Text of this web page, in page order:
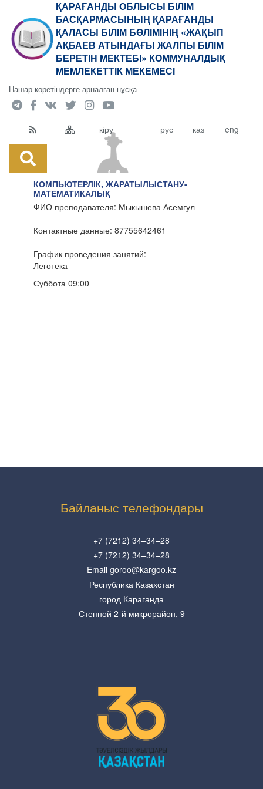
ҚАРАҒАНДЫ ОБЛЫСЫ БІЛІМ
БАСҚАРМАСЫНЫҢ ҚАРАҒАНДЫ
ҚАЛАСЫ БІЛІМ БӨЛІМІНІҢ «ЖАҚЫП
АҚБАЕВ АТЫНДАҒЫ ЖАЛПЫ БІЛІМ
БЕРЕТІН МЕКТЕБІ» КОММУНАЛДЫҚ
МЕМЛЕКЕТТІК МЕКЕМЕСІ
Нашар көретіндерге арналған нұсқа
кіру рус каз eng
КОМПЬЮТЕРЛІК, ЖАРАТЫЛЫСТАНУ-
МАТЕМАТИКАЛЫҚ
ФИО преподавателя: Мыкышева Асемгул
Контактные данные: 87755642461
График проведения занятий:
Леготека
Суббота 09:00
Байланыс телефондары
+7 (7212) 34–34–28
+7 (7212) 34–34–28
Email goroo@kargoo.kz
Республика Казахстан
город Караганда
Степной 2-й микрорайон, 9